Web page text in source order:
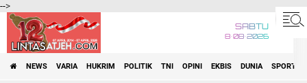
-->
SABTU
8•08•2026
NEWS VARIA HUKRIM POLITIK TNI OPINI EKBIS DUNIA SPORT